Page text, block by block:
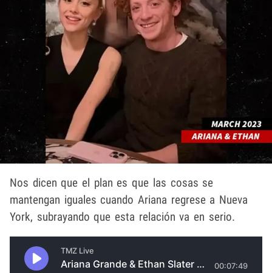
Nos dicen que el plan es que las cosas se
mantengan iguales cuando Ariana regrese a Nueva
York, subrayando que esta relación va en serio.